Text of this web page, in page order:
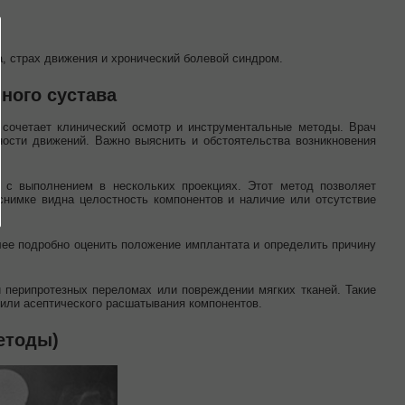
движения и хронический болевой синдром.
сустава
клинический осмотр и инструментальные методы. Врач
движений. Важно выяснить и обстоятельства возникновения
с выполнением в нескольких проекциях. Этот метод позволяет
видна целостность компонентов и наличие или отсутствие
оценить положение имплантата и определить причину
переломах или повреждении мягких тканей. Такие
асептического расшатывания компонентов.